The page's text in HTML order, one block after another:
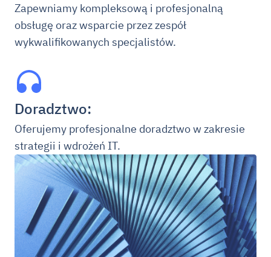
Zapewniamy kompleksową i profesjonalną
obsługę oraz wsparcie przez zespół
wykwalifikowanych specjalistów.
Doradztwo:
Oferujemy profesjonalne doradztwo w zakresie
strategii i wdrożeń IT.